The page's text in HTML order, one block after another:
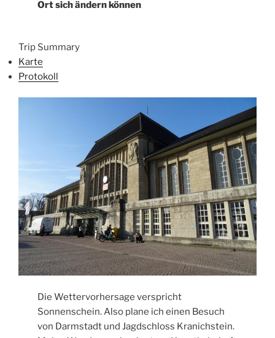
Ort sich ändern können
Trip Summary
Karte
Protokoll
Die Wettervorhersage verspricht
Sonnenschein. Also plane ich einen Besuch
von Darmstadt und Jagdschloss Kranichstein.